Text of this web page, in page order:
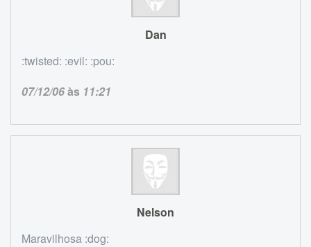
Dan
:twisted: :evil: :pou:
07/12/06às 11:21
Nelson
Maravilhosa :dog: